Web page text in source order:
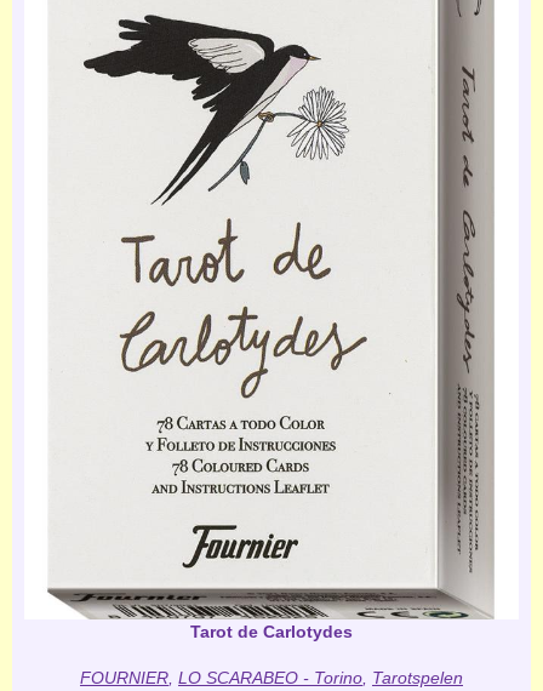
Tarot de Carlotydes
FOURNIER LO SCARABEO - Torino Tarotspelen